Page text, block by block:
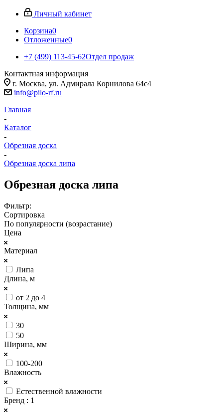
Личный кабинет
Корзина0
Отложенные0
+7 (499) 113-45-62Отдел продаж
Контактная информация
г. Москва, ул. Адмирала Корнилова 64с4
info@pilo-rf.ru
Главная
-
Каталог
-
Обрезная доска
-
Обрезная доска липа
Обрезная доска липа
Фильтр:
Сортировка
По популярности (возрастание)
Цена
Материал
Липа
Длина, м
от 2 до 4
Толщина, мм
30
50
Ширина, мм
100-200
Влажность
Естественной влажности
Бренд : 1